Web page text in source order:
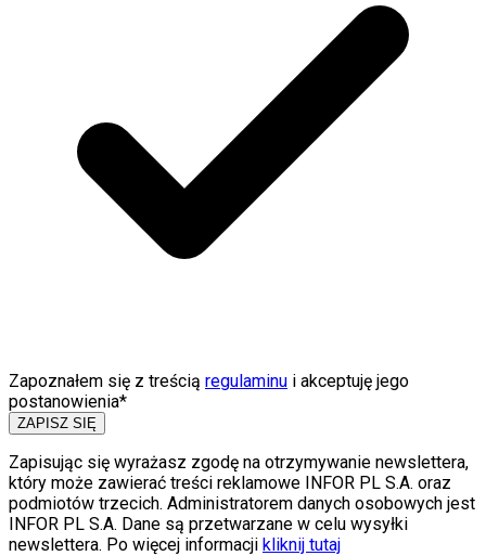
Zapoznałem się z treścią regulaminu i akceptuję jego
postanowienia*
ZAPISZ SIĘ
Zapisując się wyrażasz zgodę na otrzymywanie newslettera,
który może zawierać treści reklamowe INFOR PL S.A. oraz
podmiotów trzecich. Administratorem danych osobowych jest
INFOR PL S.A. Dane są przetwarzane w celu wysyłki
newslettera. Po więcej informacji kliknij tutaj